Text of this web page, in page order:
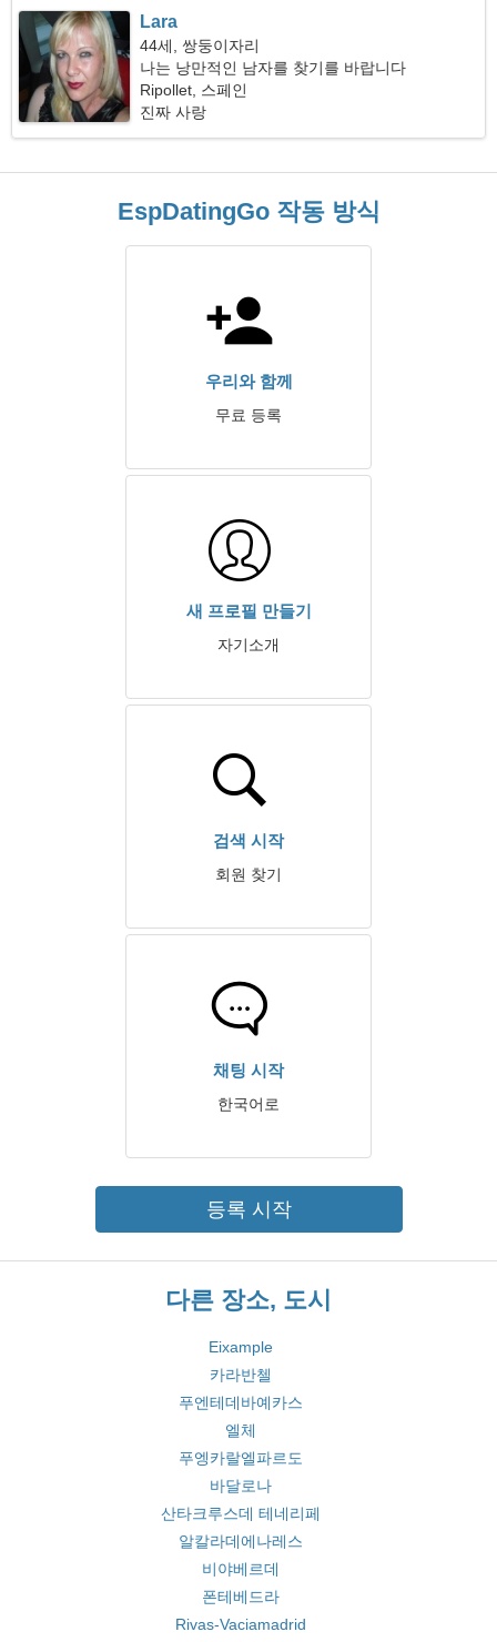
Lara
44세, 쌍둥이자리
나는 낭만적인 남자를 찾기를 바랍니다
Ripollet, 스페인
진짜 사랑
EspDatingGo 작동 방식
우리와 함께
무료 등록
새 프로필 만들기
자기소개
검색 시작
회원 찾기
채팅 시작
한국어로
등록 시작
다른 장소, 도시
Eixample
카라반첼
푸엔테데바예카스
엘체
푸엥카랄엘파르도
바달로나
산타크루스데 테네리페
알칼라데에나레스
비야베르데
폰테베드라
Rivas-Vaciamadrid